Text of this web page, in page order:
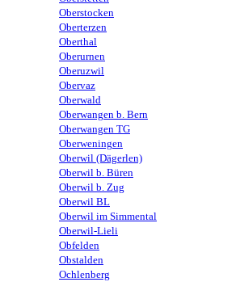
Oberstocken
Oberterzen
Oberthal
Oberurnen
Oberuzwil
Obervaz
Oberwald
Oberwangen b. Bern
Oberwangen TG
Oberweningen
Oberwil (Dägerlen)
Oberwil b. Büren
Oberwil b. Zug
Oberwil BL
Oberwil im Simmental
Oberwil-Lieli
Obfelden
Obstalden
Ochlenberg